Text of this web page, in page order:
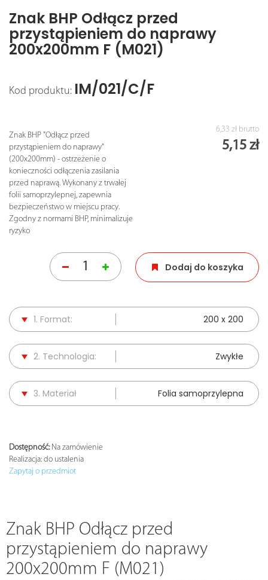
Znak BHP Odłącz przed
przystąpieniem do naprawy
200x200mm F (M021)
Kod produktu: IM/021/C/F
Znak BHP "Odłącz przed
przystąpieniem do naprawy"
(200x200mm) - ostrzeżenie o
konieczności odłączenia zasilania
przed naprawą. Wykonany z trwałej
folii samoprzylepnej, zapewnia
bezpieczeństwo w miejscu pracy.
Zgodny z normami BHP, minimalizuje
ryzyko
6,33 zł brutto
5,15 zł
Dodaj do koszyka
1. Format: 200 x 200
2. Technologia: Zwykłe
3. Materiał Folia samoprzylepna
Dostępność:Na zamówienie
Realizacja: do ustalenia
Zapytaj o przedmiot
Znak BHP Odłącz przed
przystąpieniem do naprawy
200x200mm F (M021)